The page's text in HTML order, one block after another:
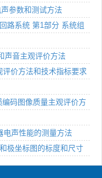
参数和测试方法
路系统 第1部分 系统组
声音主观评价方法
价方法和技术指标要求
码图像质量主观评价方
声性能的测量方法
极坐标图的标度和尺寸